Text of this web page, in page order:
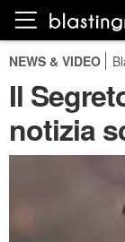
NEWS & VIDEO
Il
notizia